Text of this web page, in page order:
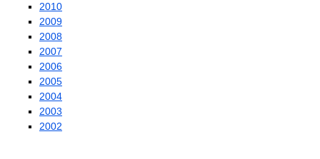
2010
2009
2008
2007
2006
2005
2004
2003
2002